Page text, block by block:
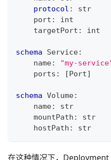
protocol :
str
    port
:
int
    targetPort
: int
schema Service:
    name
: "my-
    ports
: [Port]
schema Volume:
    name
:
str
    mountPath
:
str
    hostPath
: str
在这种情况下，